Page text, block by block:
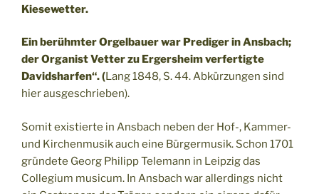
Kiesewetter.
Ein berühmter Orgelbauer war Prediger in Ansbach;
der Organist Vetter zu Ergersheim verfertigte
Davidsharfen“. (Lang 1848, S. 44. Abkürzungen sind
hier ausgeschrieben).
Somit existierte in Ansbach neben der Hof-, Kammer-
und Kirchenmusik auch eine Bürgermusik. Schon 1701
gründete Georg Philipp Telemann in Leipzig das
Collegium musicum. In Ansbach war allerdings nicht